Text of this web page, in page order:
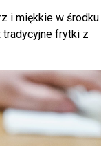
i miękkie w środku.
tradycyjne frytki z